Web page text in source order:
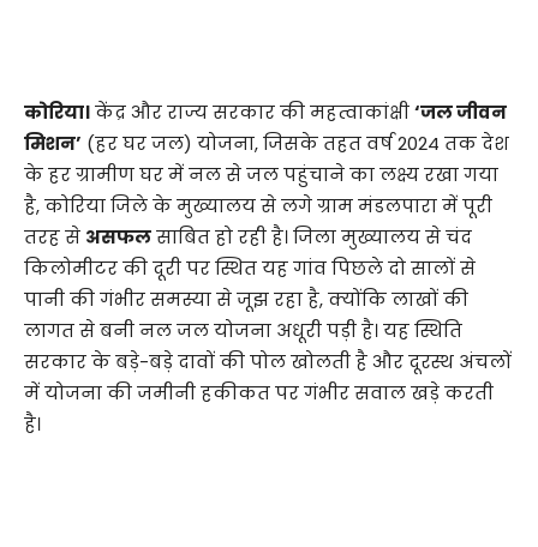
कोरिया।केंद्र और राज्य सरकार की महत्वाकांक्षी‘जल जीवन
मिशन’ (हर घर जल) योजना, जिसके तहत वर्ष 2024 तक देश
के हर ग्रामीण घर में नल से जल पहुंचाने का लक्ष्य रखा गया
है, कोरिया जिले के मुख्यालय से लगे ग्राम मंडलपारा में पूरी
तरह से असफलसाबित हो रही है। जिला मुख्यालय से चंद
किलोमीटर की दूरी पर स्थित यह गांव पिछले दो सालों से
पानी की गंभीर समस्या से जूझ रहा है, क्योंकि लाखों की
लागत से बनी नल जल योजना अधूरी पड़ी है। यह स्थिति
सरकार के बड़े-बड़े दावों की पोल खोलती है और दूरस्थ अंचलों
में योजना की जमीनी हकीकत पर गंभीर सवाल खड़े करती
है।